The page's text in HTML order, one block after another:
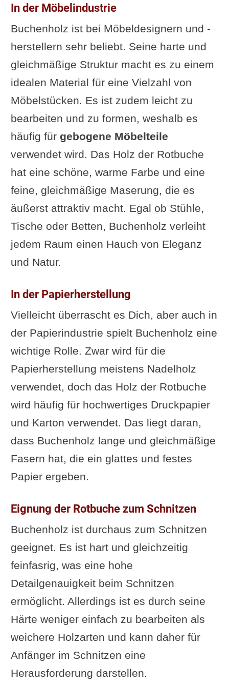
In der Möbelindustrie
Buchenholz ist bei Möbeldesignern und -
herstellern sehr beliebt. Seine harte und
gleichmäßige Struktur macht es zu einem
idealen Material für eine Vielzahl von
Möbelstücken. Es ist zudem leicht zu
bearbeiten und zu formen, weshalb es
häufig für gebogene Möbelteile
verwendet wird. Das Holz der Rotbuche
hat eine schöne, warme Farbe und eine
feine, gleichmäßige Maserung, die es
äußerst attraktiv macht. Egal ob Stühle,
Tische oder Betten, Buchenholz verleiht
jedem Raum einen Hauch von Eleganz
und Natur.
In der Papierherstellung
Vielleicht überrascht es Dich, aber auch in
der Papierindustrie spielt Buchenholz eine
wichtige Rolle. Zwar wird für die
Papierherstellung meistens Nadelholz
verwendet, doch das Holz der Rotbuche
wird häufig für hochwertiges Druckpapier
und Karton verwendet. Das liegt daran,
dass Buchenholz lange und gleichmäßige
Fasern hat, die ein glattes und festes
Papier ergeben.
Eignung der Rotbuche zum Schnitzen
Buchenholz ist durchaus zum Schnitzen
geeignet. Es ist hart und gleichzeitig
feinfasrig, was eine hohe
Detailgenauigkeit beim Schnitzen
ermöglicht. Allerdings ist es durch seine
Härte weniger einfach zu bearbeiten als
weichere Holzarten und kann daher für
Anfänger im Schnitzen eine
Herausforderung darstellen.